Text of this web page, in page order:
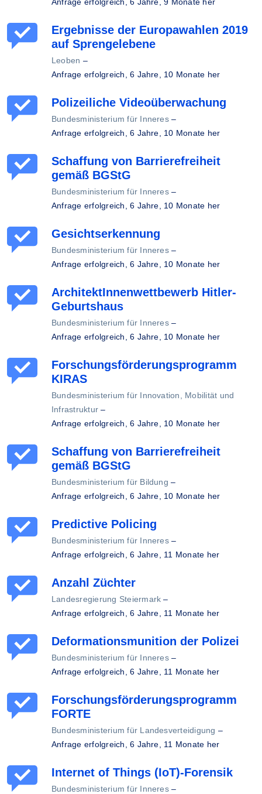
Ergebnisse der Europawahlen 2019
auf Sprengelebene
Leoben –
Anfrage erfolgreich,6 Jahre, 10 Monate her
Polizeiliche Videoüberwachung
Bundesministerium für Inneres–
Anfrage erfolgreich,6 Jahre, 10 Monate her
Schaffung von Barrierefreiheit
gemäß BGStG
Bundesministerium für Inneres–
Anfrage erfolgreich,6 Jahre, 10 Monate her
Gesichtserkennung
Bundesministerium für Inneres–
Anfrage erfolgreich,6 Jahre, 10 Monate her
ArchitektInnenwettbewerb Hitler-
Geburtshaus
Bundesministerium für Inneres–
Anfrage erfolgreich,6 Jahre, 10 Monate her
Forschungsförderungsprogramm
KIRAS
Bundesministerium für Innovation, Mobilität und
Infrastruktur –
Anfrage erfolgreich,6 Jahre, 10 Monate her
Schaffung von Barrierefreiheit
gemäß BGStG
Bundesministerium für Bildung –
Anfrage erfolgreich,6 Jahre, 10 Monate her
Predictive Policing
Bundesministerium für Inneres–
Anfrage erfolgreich,6 Jahre, 11 Monate her
Anzahl Züchter
Landesregierung Steiermark –
Anfrage erfolgreich,6 Jahre, 11 Monate her
Deformationsmunition der Polizei
Bundesministerium für Inneres–
Anfrage erfolgreich,6 Jahre, 11 Monate her
Forschungsförderungsprogramm
FORTE
Bundesministerium für Landesverteidigung –
Anfrage erfolgreich,6 Jahre, 11 Monate her
Internet of Things (IoT)-Forensik
Bundesministerium für Inneres–